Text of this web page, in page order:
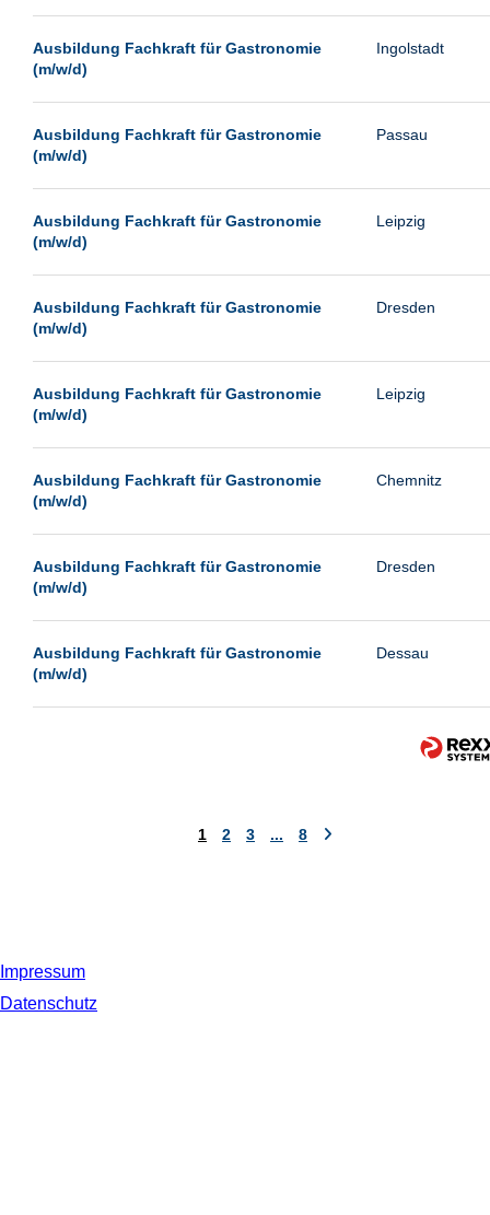
Viernheim
Wetzlar
Wust/Brandenburg
Ausbildung Fachkraft für Gastronomie
(m/w/d)
Ingolstadt
Ausbildung Fachkraft für Gastronomie
(m/w/d)
Passau
Ausbildung Fachkraft für Gastronomie
(m/w/d)
Leipzig
Ausbildung Fachkraft für Gastronomie
(m/w/d)
Dresden
Ausbildung Fachkraft für Gastronomie
(m/w/d)
Leipzig
Ausbildung Fachkraft für Gastronomie
(m/w/d)
Chemnitz
Ausbildung Fachkraft für Gastronomie
(m/w/d)
Dresden
Ausbildung Fachkraft für Gastronomie
(m/w/d)
Dessau
1 2 3 ... 8
Impressum
Datenschutz